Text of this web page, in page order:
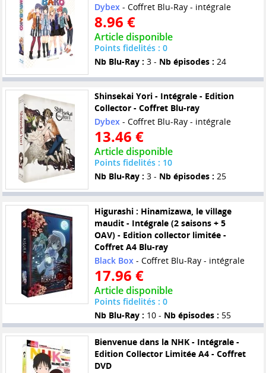
Dybex- Coffret Blu-Ray - intégrale
8.96 €
Article disponible
Points fidelités : 0
Nb Blu-Ray : 3 - Nb épisodes : 24
Shinsekai Yori - Intégrale - Edition
Collector - Coffret Blu-ray
Dybex- Coffret Blu-Ray - intégrale
13.46 €
Article disponible
Points fidelités : 10
Nb Blu-Ray : 3 - Nb épisodes : 25
Higurashi : Hinamizawa, le village
maudit - Intégrale (2 saisons + 5
OAV) - Edition collector limitée -
Coffret A4 Blu-ray
Black Box - Coffret Blu-Ray - intégrale
17.96 €
Article disponible
Points fidelités : 0
Nb Blu-Ray : 10 - Nb épisodes : 55
Bienvenue dans la NHK - Intégrale -
Edition Collector Limitée A4 - Coffret
DVD